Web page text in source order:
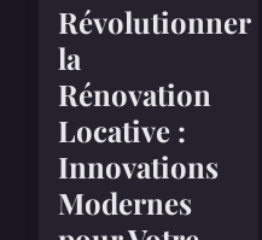
Révolutionner
la
Rénovation
Locative :
Innovations
Modernes